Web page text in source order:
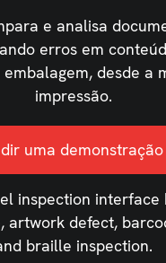
e analisa
erros em
desde a
impressão.
uma demonstração